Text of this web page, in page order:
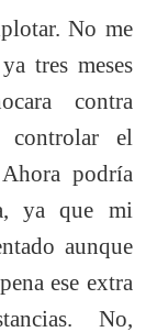
No me
tres meses
contra
controlar el
podría
ya que mi
aunque
ese extra
No,